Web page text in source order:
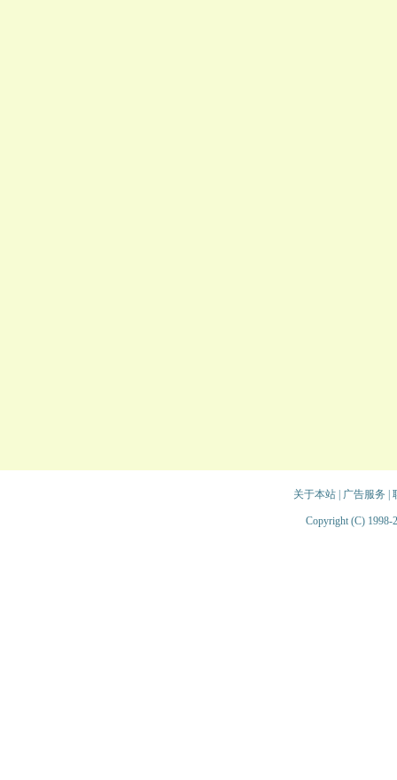
关于本站| 广告服务
Copyright (C) 1998-